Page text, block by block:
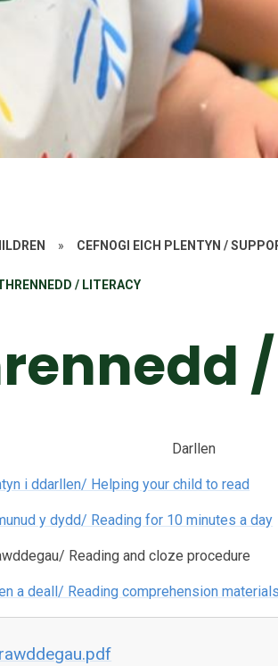
» CEFNOGI EICH PLENTYN /
/ LITERACY
Darllen
i ddarllen/ Helping your child to read
y dydd/ Reading for 10 minutes a day
Reading and cloze procedure
a deall/ Reading comprehension materials